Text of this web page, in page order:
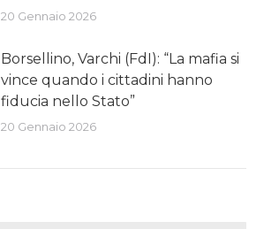
20 Gennaio 2026
Borsellino, Varchi (FdI): “La mafia si
vince quando i cittadini hanno
fiducia nello Stato”
20 Gennaio 2026